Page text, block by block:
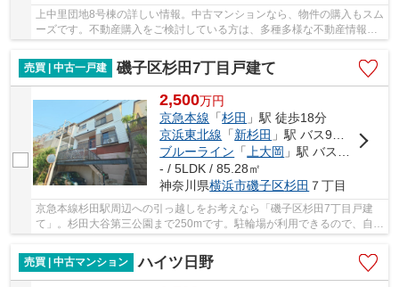
上中里団地8号棟の詳しい情報。中古マンションなら、物件の購入もスム
ーズです。不動産購入をご検討している方は、多種多様な不動産情報を
売買 | 中古一戸建
磯子区杉田7丁目戸建て
2,500万円
京急本線 「杉田 」駅 徒歩18分
京浜東北線 「新杉田 」駅 バス9分 「メールド中」 停歩1分
ブルーライン 「 上大岡 」駅 バス22分 「上中里町」 停歩8分
- / 5LDK / 85.28㎡
神奈川県横浜市磯子区杉田 ７丁目
京急本線杉田駅周辺への引っ越しをお考えなら「磯子区杉田7丁目戸建
て」。杉田大谷第三公園まで250mです。駐輪場が利用できるので、自転
売買 | 中古マンション
ハイツ日野